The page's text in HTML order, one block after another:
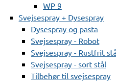
WP 9
Svejsespray + Dysespray
Dysespray og pasta
Svejsespray - Robot
Svejsespray - Rustfrit
Svejsespray - sort stål
Tilbehør til svejsespray